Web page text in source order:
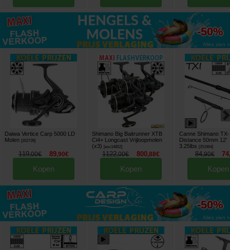
tot
-50%
Alles zien »
Daiwa Vertice Carp 5000 LD
Molen [202739]
119,00€ 89,90€
Kopen
Shimano Big Baitrunner XTB
Ci4+ Longcast Vrijloopmolen
(x3)
[esc14852]
1122,00€ 800,88€
Kopen
Canne Shimano
Distance 50mm 12'
3.25lbs
[251964]
84,90€ 74
Kopen
tot
-50%
Alles zien »